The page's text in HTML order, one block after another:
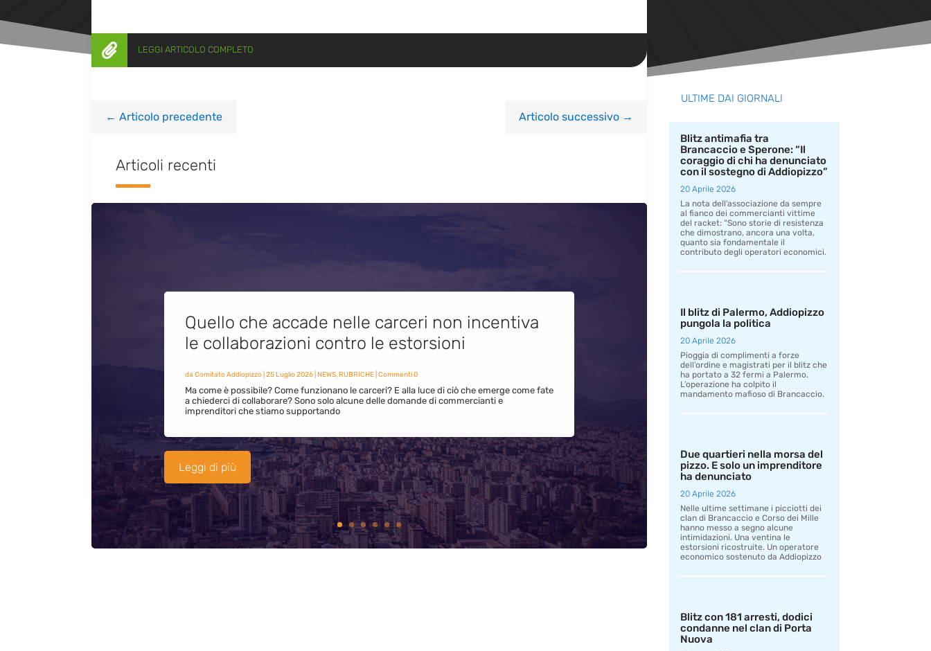
 LEGGI ARTICOLO COMPLETO
← Articolo precedente Articolo successivo→
Articoli recenti
Quello che accade nelle carceri non incentiva
le collaborazioni contro le estorsioni
da Comitato Addiopizzo| 25 Luglio 2026| NEWS,RUBRICHE| Commenti 0
Ma come è possibile? Come funzionano le carceri? E alla luce di ciò che emerge come fate
a chiederci di collaborare? Sono solo alcune delle domande di commercianti e
imprenditori che stiamo supportando
Leggi di più
ULTIME DAI GIORNALI
Blitz antimafia tra
Brancaccio e Sperone: “Il
coraggio di chi ha denunciato
con il sostegno di Addiopizzo”
20 Aprile 2026
La nota dell’associazione da sempre
al fianco dei commercianti vittime
del racket: “Sono storie di resistenza
che dimostrano, ancora una volta,
quanto sia fondamentale il
contributo degli operatori economici.
Il blitz di Palermo, Addiopizzo
pungola la politica
20 Aprile 2026
Pioggia di complimenti a forze
dell’ordine e magistrati per il blitz che
ha portato a 32 fermi a Palermo.
L’operazione ha colpito il
mandamento mafioso di Brancaccio.
Due quartieri nella morsa del
pizzo. E solo un imprenditore
ha denunciato
20 Aprile 2026
Nelle ultime settimane i picciotti dei
clan di Brancaccio e Corso dei Mille
hanno messo a segno alcune
intimidazioni. Una ventina le
estorsioni ricostruite. Un operatore
economico sostenuto da Addiopizzo
Blitz con 181 arresti, dodici
condanne nel clan di Porta
Nuova